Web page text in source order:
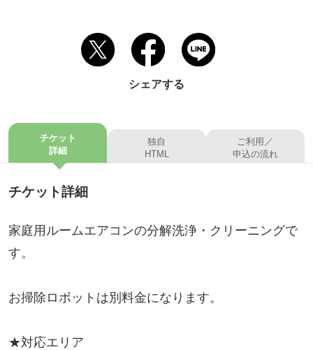
シェアする
チケット
詳細
独自
HTML
ご利用／
申込の流れ
チケット詳細
家庭用ルームエアコンの分解洗浄・クリーニングで
す。
お掃除ロボットは別料金になります。
★対応エリア